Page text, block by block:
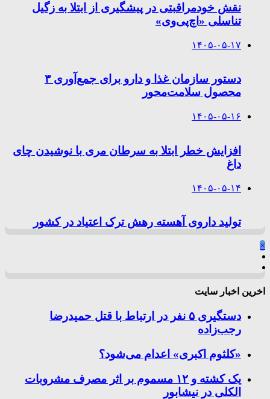
نقش خودمراقبتی در پیشگیری از ابتلا به زگیل
تناسلی «اچ‌پی‌وی»
۱۴۰۵-۰۵-۱۷
دستور سازمان غذا و دارو برای جمع‌آوری ۳
محصول سلامت‌محور
۱۴۰۵-۰۵-۱۶
افزایش خطر ابتلا به سرطان مری با نوشیدن چای
داغ
۱۴۰۵-۰۵-۱۴
تولید داروی آهسته رهش ترک اعتیاد در کشور
×
اخرین اخبار سایت
دستگیری ۵ نفر در ارتباط با قتل حمیدرضا
رجب‌زاده
«کلثوم اکبری» اعدام می‌شود؟
یک کشته و ۱۲ مسموم بر اثر مصرف مشروبات
الکلی در نیشابور